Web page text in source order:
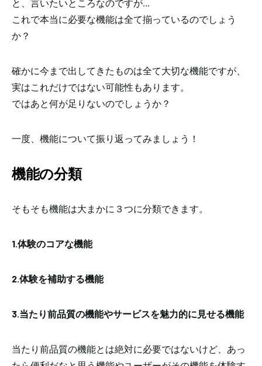
と、言いたいところなのですが…
これで本当に必要な機能は全て揃っているのでしょう
か？
確かに今まで出してきたものは全て大切な機能ですが、
実はこれだけではない可能性もあります。
ではあと何が足りないのでしょうか？
一度、機能について振り返ってみましょう！
機能の分類
そもそも機能は大まかに３つに分類できます。
1.体験のコアな機能
2.体験を補助する機能
3.当たり前品質の機能やサービスを魅力的に見せる機能
当たり前品質の機能とは絶対に必要ではないけど、あっ